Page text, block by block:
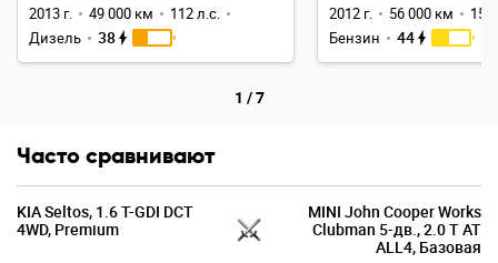
2013 г. 49 000 км
112 л.с.
Дизель
38
2012 г. 56 000 км
150
Бензин
44
1 /7
Часто сравнивают
KIA Seltos, 1.6 T-GDI DCT
4WD, Premium
MINI John Cooper Works
Clubman 5-дв., 2.0 T AT
ALL4, Базовая